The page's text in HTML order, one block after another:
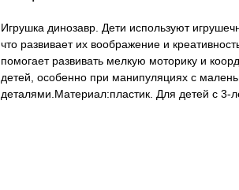
Игрушка динозавр. Дети используют
что развивает их воображение и
помогает развивать мелкую моторику и
детей, особенно при манипуляциях с
деталями.Материал:пластик. Для детей с 3-